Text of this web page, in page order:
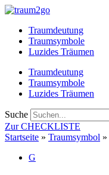
Zum
springenTraumdeutung
Traumsymbole
Luzides Träumen
Traumdeutung
Traumsymbole
Luzides Träumen
Suche
Zur CHECKLISTE
Startseite » Traumsymbol »
G